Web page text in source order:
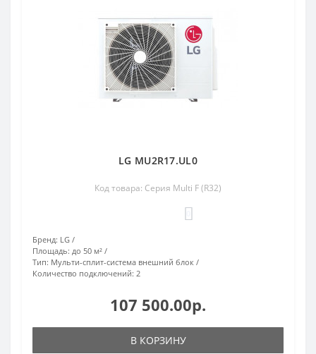
LG MU2R17.UL0
Код товара: Серия Multi F (R32)
Бренд: LG
Площадь: до 50 м²
Тип: Мульти-сплит-система внешний блок
Количество подключений: 2
107 500.00р.
В КОРЗИНУ